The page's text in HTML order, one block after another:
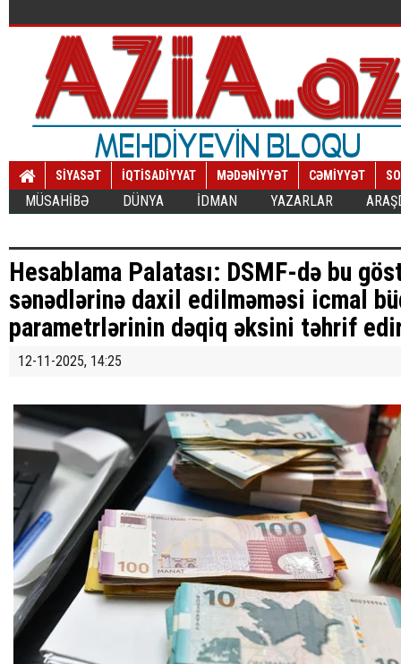
SİYASƏT İQTİSADİYYAT MƏDƏNİYYƏT CƏMİYYƏT
MÜSAHİBƏ DÜNYA İDMAN YAZARLAR
Hesablama Palatası: DSMF-də bu
sənədlərinə daxil edilməməsi icmal
parametrlərinin dəqiq əksini təhrif
12-11-2025, 14:25